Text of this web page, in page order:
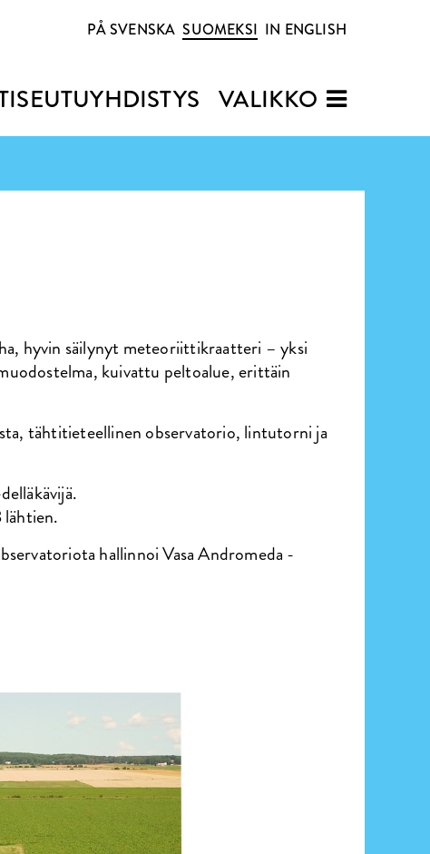
PÅ SVENSKA SUOMEKSI IN ENGLISH
VALIKKO
hyvin säilynyt meteoriittikraatteri – yksi
kuivattu peltoalue, erittäin
tähtitieteellinen observatorio, lintutorni ja
hallinnoi Vasa Andromeda -